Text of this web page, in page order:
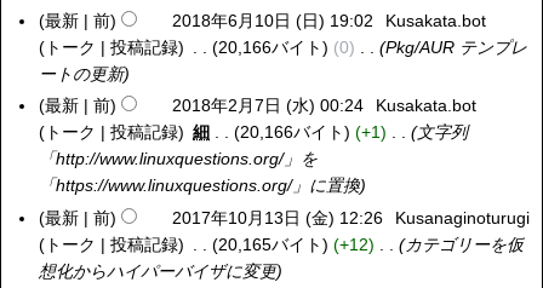
82
8
最新 前 2018年6月10日 (日) 19:02
Kusakata.bot
トーク
投稿記録 20,166バイト 0
Pkg/AUR テンプレ
ートの更新
2
年
最新 前 2018年2月7日 (水) 00:24
Kusakata.bot
トーク
投稿記録 細 20,166バイト +1
文字列
「http://www.linuxquestions.org/」を
「https://www.linuxquestions.org/」に置換
2
最新 前 2017年10月13日 (金) 12:26
Kusanaginoturugi
トーク
投稿記録 20,165バイト +12
カテゴリーを仮
想化からハイパーバイザに変更